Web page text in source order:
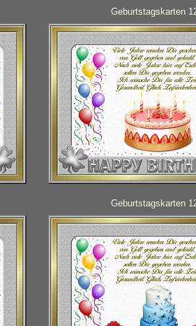
Geburtstagskarten
Geburtstagskarten